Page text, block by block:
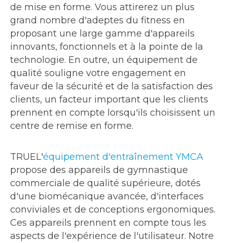
de mise en forme. Vous attirerez un plus
grand nombre d'adeptes du fitness en
proposant une large gamme d'appareils
innovants, fonctionnels et à la pointe de la
technologie. En outre, un équipement de
qualité souligne votre engagement en
faveur de la sécurité et de la satisfaction des
clients, un facteur important que les clients
prennent en compte lorsqu'ils choisissent un
centre de remise en forme.
TRUEL'équipement d'entraînement YMCA
propose des appareils de gymnastique
commerciale de qualité supérieure, dotés
d'une biomécanique avancée, d'interfaces
conviviales et de conceptions ergonomiques.
Ces appareils prennent en compte tous les
aspects de l'expérience de l'utilisateur. Notre